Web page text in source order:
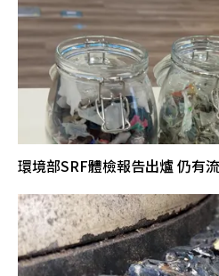
環境部SRF體檢報告出爐 仍有